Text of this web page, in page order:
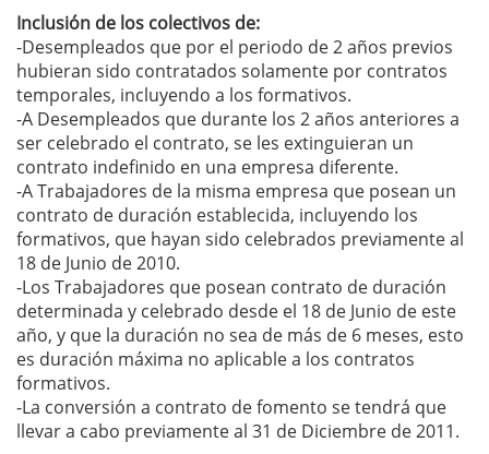
Inclusión de los colectivos de:
-Desempleados que por el periodo de 2 años previos
hubieran sido contratados solamente por contratos
temporales, incluyendo a los formativos.
-A Desempleados que durante los 2 años anteriores a
ser celebrado el contrato, se les extinguieran un
contrato indefinido en una empresa diferente.
-A Trabajadores de la misma empresa que posean un
contrato de duración establecida, incluyendo los
formativos, que hayan sido celebrados previamente al
18 de Junio de 2010.
-Los Trabajadores que posean contrato de duración
determinada y celebrado desde el 18 de Junio de este
año, y que la duración no sea de más de 6 meses, esto
es duración máxima no aplicable a los contratos
formativos.
-La conversión a contrato de fomento se tendrá que
llevar a cabo previamente al 31 de Diciembre de 2011.